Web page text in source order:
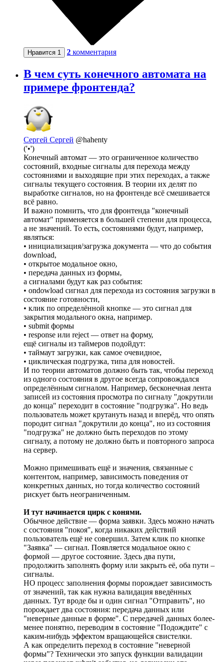
Нравится 1 2 комментария
В чем суть конечного автомата на
примере фронтенда?
Сергей Сергей @hahenty
('•')
Конечный автомат — это ограниченное количество
состояний, входные сигналы для перехода между
состояниями и выходящие при этих переходах, а также
сигналы текущего состояния. В теории их делят по
выработке сигналов, но на фронтенде всё смешивается
всё равно.
И важно помнить, что для фронтенда "конечный
автомат" применяется в большей степени для процесса,
а не значений. То есть, состояниями будут, например,
являться:
• инициализация/загрузка документа — что до события
download,
• открытое модальное окно,
• передача данных из формы,
а сигналами будут как раз события:
• ondowload сигнал для перехода из состояния загрузки в
состояние готовности,
• клик по определённой кнопке — это сигнал для
закрытия модального окна, например.
• submit формы
• response или reject — ответ на форму,
ещё сигналы из таймеров подойдут:
• таймаут загрузки, как самое очевидное,
• циклическая подгрузка, типа для новостей.
И по теории автоматов должно быть так, чтобы переход
из одного состояния в другое всегда сопровождался
определённым сигналом. Например, бесконечная лента
записей из состояния просмотра по сигналу "докрутили
до конца" переходит в состояние "подгрузка". Но ведь
пользователь может крутануть назад и вперёд, что опять
породит сигнал "докрутили до конца", но из состояния
"подгрузка" не должно быть переходов по этому
сигналу, а потому не должно быть и повторного запроса
на сервер.
Можно примешивать ещё и значения, связанные с
контентом, например, зависимость поведения от
конкретных данных, но тогда количество состояний
рискует быть неограниченным.
И тут начинается цирк с конями.
Обычное действие — форма заявки. Здесь можно начать
с состояния "покоя", когда никаких действий
пользователь ещё не совершил. Затем клик по кнопке
"Заявка" — сигнал. Появляется модальное окно с
формой — другое состояние. Здесь два пути,
продолжить заполнять форму или закрыть её, оба пути –
сигналы.
НО процесс заполнения формы порождает зависимость
от значений, так как нужна валидация введённых
данных. Тут вроде бы и один сигнал "Отправить", но
порождает два состояния: передача данных или
"неверные данные в форме". С передачей данных более-
менее понятно, переводим в состояние "Подождите" с
каким-нибудь эффектом вращающейся свистелки.
А как определить переход в состояние "неверной
формы"? Технически это запуск функции валидации